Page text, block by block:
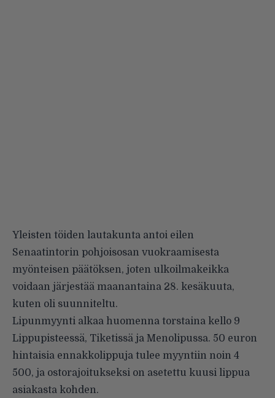
Yleisten töiden lautakunta antoi eilen
Senaatintorin pohjoisosan vuokraamisesta
myönteisen päätöksen, joten ulkoilmakeikka
voidaan järjestää maanantaina 28. kesäkuuta,
kuten oli suunniteltu.
Lipunmyynti alkaa huomenna torstaina kello 9
Lippupisteessä, Tiketissä ja Menolipussa. 50 euron
hintaisia ennakkolippuja tulee myyntiin noin 4
500, ja ostorajoitukseksi on asetettu kuusi lippua
asiakasta kohden.